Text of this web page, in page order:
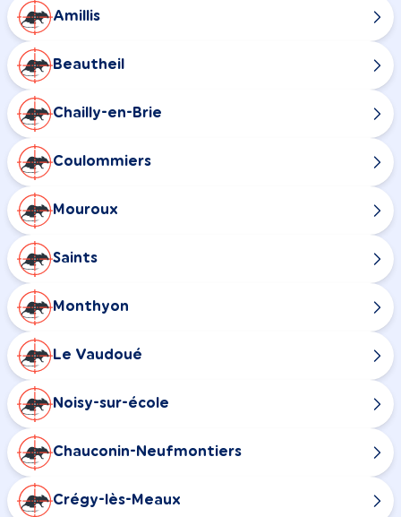
Amillis
Beautheil
Chailly-en-Brie
Coulommiers
Mouroux
Saints
Monthyon
Le Vaudoué
Noisy-sur-école
Chauconin-Neufmontiers
Crégy-lès-Meaux